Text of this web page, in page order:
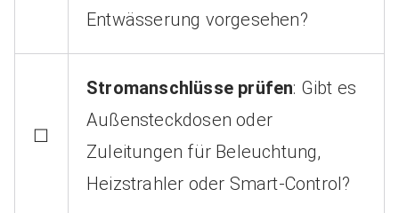
Entwässerung vorgesehen?
☐
Stromanschlüsse prüfen: Gibt es
Außensteckdosen oder
Zuleitungen für Beleuchtung,
Heizstrahler oder Smart-Control?